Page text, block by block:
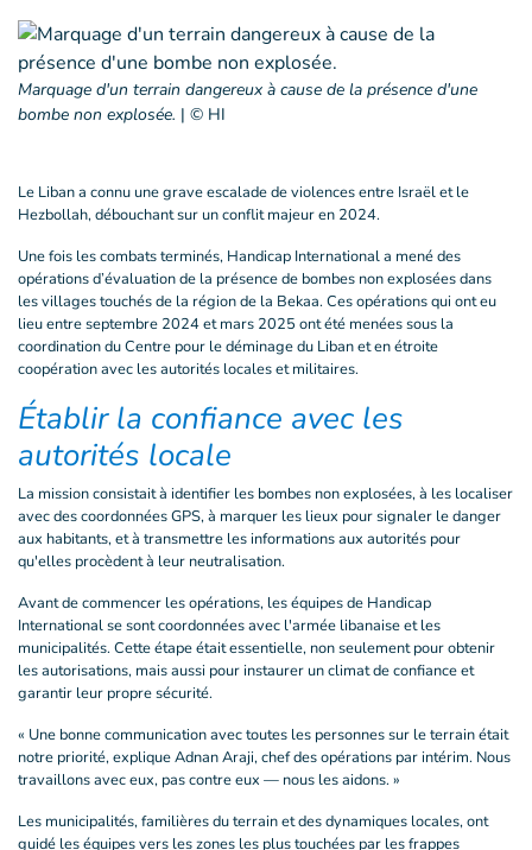
Marquage d'un terrain dangereux à cause de la présence d'une
bombe non explosée. | © HI
Le Liban a connu une grave escalade de violences entre Israël et le
Hezbollah, débouchant sur un conflit majeur en 2024.
Une fois les combats terminés, Handicap International a mené des
opérations d’évaluation de la présence de bombes non explosées dans
les villages touchés de la région de la Bekaa. Ces opérations qui ont eu
lieu entre septembre 2024 et mars 2025 ont été menées sous la
coordination du Centre pour le déminage du Liban et en étroite
coopération avec les autorités locales et militaires.
Établir la confiance avec les
autorités locale
La mission consistait à identifier les bombes non explosées, à les localiser
avec des coordonnées GPS, à marquer les lieux pour signaler le danger
aux habitants, et à transmettre les informations aux autorités pour
qu'elles procèdent à leur neutralisation.
Avant de commencer les opérations, les équipes de Handicap
International se sont coordonnées avec l'armée libanaise et les
municipalités. Cette étape était essentielle, non seulement pour obtenir
les autorisations, mais aussi pour instaurer un climat de confiance et
garantir leur propre sécurité.
« Une bonne communication avec toutes les personnes sur le terrain était
notre priorité, explique Adnan Araji, chef des opérations par intérim. Nous
travaillons avec eux, pas contre eux — nous les aidons. »
Les municipalités, familières du terrain et des dynamiques locales, ont
guidé les équipes vers les zones les plus touchées par les frappes